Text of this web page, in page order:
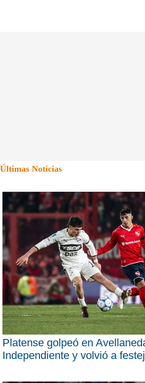
Últimas Noticias
Platense golpeó en
Independiente y volvió a